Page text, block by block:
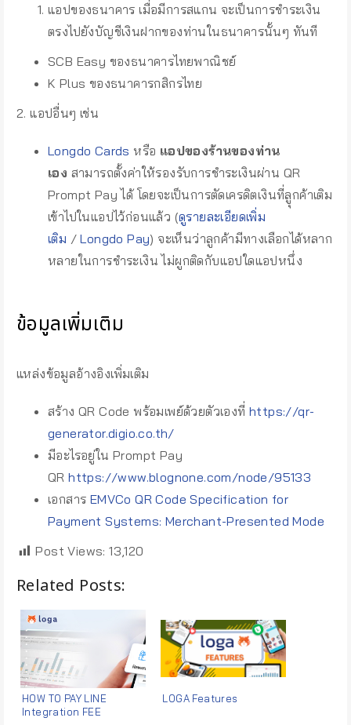
แอปของธนาคาร เมื่อมีการสแกน จะเป็นการชำระเงิน
ตรงไปยังบัญชีเงินฝากของท่านในธนาคารนั้นๆ ทันที
SCB Easy ของธนาคารไทยพาณิชย์
K Plus ของธนาคารกสิกรไทย
2. แอปอื่นๆ เช่น
Longdo Cards หรือ แอปของร้านของท่าน
เอง สามารถตั้งค่าให้รองรับการชำระเงินผ่าน QR
Prompt Pay ได้ โดยจะเป็นการตัดเครดิตเงินที่ลูุกค้าเติม
เข้าไปในแอปไว้ก่อนแล้ว (ดูรายละเอียดเพิ่ม
เติม /Longdo Pay) จะเห็นว่าลูกค้ามีทางเลือกได้หลาก
หลายในการชำระเงิน ไม่ผูกติดกับแอปใดแอปหนึ่ง
ข้อมูลเพิ่มเติม
แหล่งข้อมูลอ้างอิงเพิ่มเติม
สร้าง QR Code พร้อมเพย์ด้วยตัวเองที่ https://qr-
generator.digio.co.th/
มีอะไรอยู่ใน Prompt Pay
QRhttps://www.blognone.com/node/95133
เอกสาร EMVCo QR Code Specification for
Payment Systems: Merchant-Presented Mode
Post Views: 13,120
Related Posts:
HOW TO PAY LINE
Integration FEE
LOGA Features